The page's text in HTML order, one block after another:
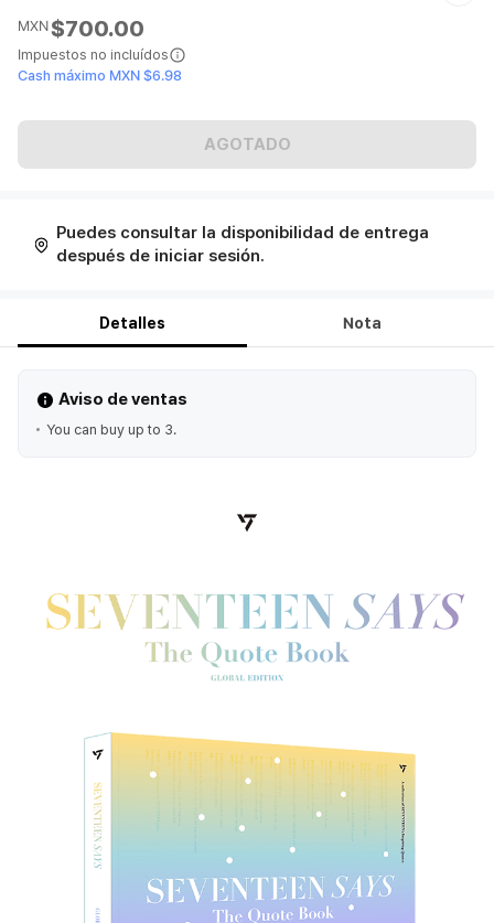
MXN$700.00
Impuestos no incluídos
Cash máximo MXN $6.98
AGOTADO
Puedes consultar la disponibilidad de entrega
después de iniciar sesión.
Detalles Nota
Aviso de ventas
You can buy up to 3.